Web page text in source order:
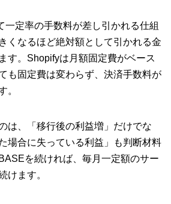
一定率の手数料が差し引かれる仕組
くなるほど絶対額として引かれる金
す。Shopifyは月額固定費がベース
も固定費は変わらず、決済手数料が
。
は、「移行後の利益増」だけでな
場合に失っている利益」も判断材料
を続ければ、毎月一定額のサー
けます。